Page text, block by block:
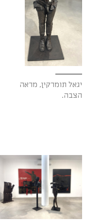
יגאל תומרקין, מראה
הצבה.